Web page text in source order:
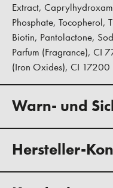
Extract,
Phosphate, Tocopherol,
Biotin, Pantolactone,
Parfum (Fragrance), CI
(Iron Oxides), CI 17200
Warn- und
Hersteller-